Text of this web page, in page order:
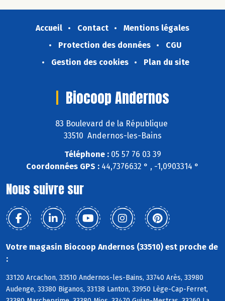
Accueil Contact
Mentions légales
Protection des données
CGU
Gestion des cookies
Plan du site
Biocoop Andernos
83 Boulevard de la République
33510 Andernos-les-Bains
Téléphone :05 57 76 03 39
Coordonnées GPS : 44,7376632 ° , -1,0903314 °
Nous suivre sur
Votre magasin Biocoop Andernos (33510) est proche de
:
33120 Arcachon, 33510 Andernos-les-Bains, 33740 Arès, 33980
Audenge, 33380 Biganos, 33138 Lanton, 33950 Lège-Cap-Ferret,